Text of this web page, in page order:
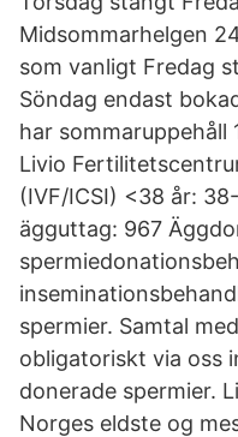
Midsommarhelgen
som vanligt Fredag
Söndag endast
har sommaruppehåll
Livio
(IVF/ICSI) <38 år:
ägguttag: 967
spermier. Samtal
obligatoriskt via oss
donerade spermier.
Norges eldste og